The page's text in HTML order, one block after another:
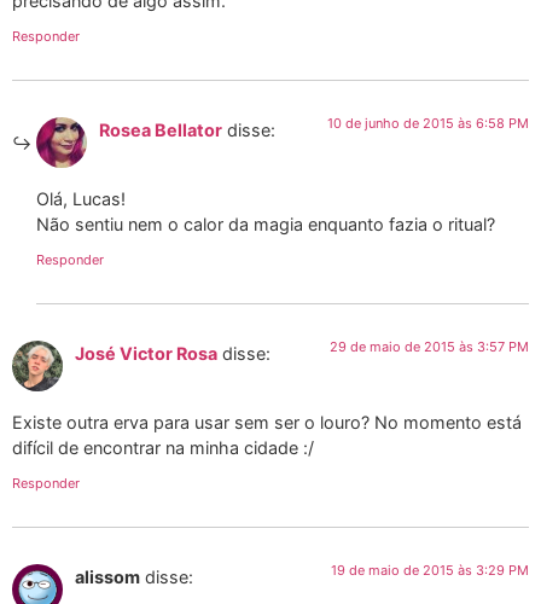
Responder
Rosea Bellator disse: 10 de junho de 2015 às 6:58 PM
Olá, Lucas!
Não sentiu nem o calor da magia enquanto fazia o ritual?
Responder
José Victor Rosa disse: 29 de maio de 2015 às 3:57 PM
Existe outra erva para usar sem ser o louro? No momento está
difícil de encontrar na minha cidade :/
Responder
alissom disse: 19 de maio de 2015 às 3:29 PM